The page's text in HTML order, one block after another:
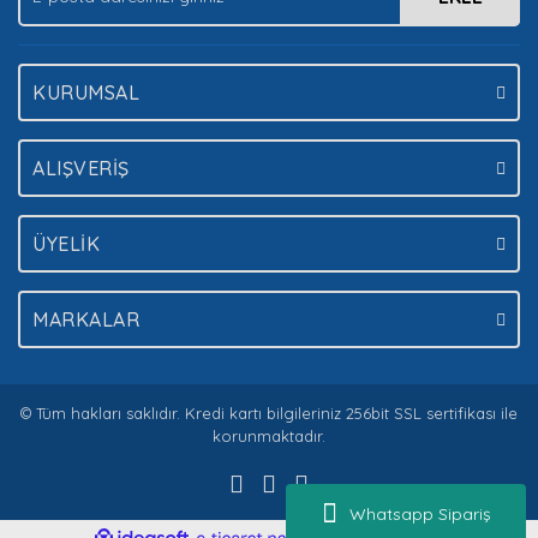
Whatsapp Sipariş
KURUMSAL
ALIŞVERİŞ
ÜYELİK
MARKALAR
© Tüm hakları saklıdır. Kredi kartı bilgileriniz 256bit SSL sertifikası ile
korunmaktadır.